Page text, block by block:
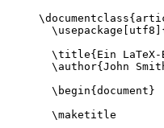
\documentclass{
\usepackage
utf8
\title{Ein
\author{John
\begin{ document }
\maketitle